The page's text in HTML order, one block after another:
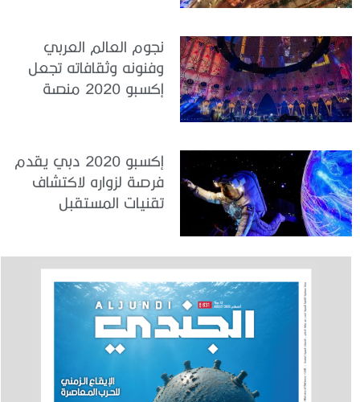
نجوم العالم العربي
وفنونه وثقافاته تجعل
إكسبو 2020 منصة
إكسبو 2020 دبي يقدم
فرصة لزواره لاكتشاف
تقنيات المستقبل